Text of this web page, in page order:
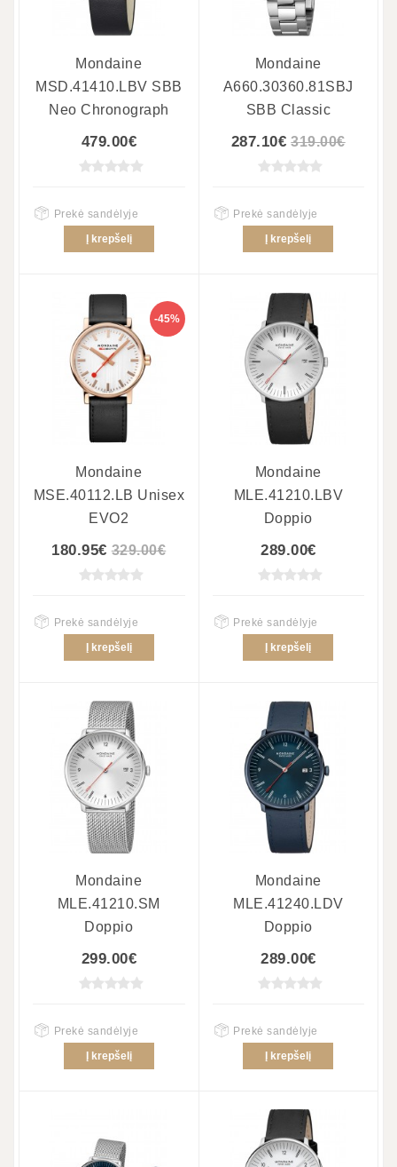
Mondaine
MSD.41410.LBV SBB
Neo Chronograph
479.00€
Prekė sandėlyje
Į krepšelį
Mondaine
A660.30360.81SBJ
SBB Classic
287.10€ 319.00€
Prekė sandėlyje
Į krepšelį
-45%
Mondaine
MSE.40112.LB Unisex
EVO2
180.95€ 329.00€
Prekė sandėlyje
Į krepšelį
Mondaine
MLE.41210.LBV
Doppio
289.00€
Prekė sandėlyje
Į krepšelį
Mondaine
MLE.41210.SM
Doppio
299.00€
Prekė sandėlyje
Į krepšelį
Mondaine
MLE.41240.LDV
Doppio
289.00€
Prekė sandėlyje
Į krepšelį